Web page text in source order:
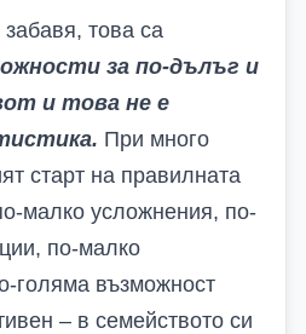
това са
за по-дълъг и
и това не е
При много
старт на правилната
малко усложнения, по-
по-малко
голяма възможност
– в семейството си